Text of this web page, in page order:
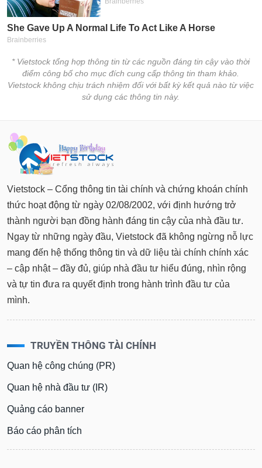
* Vietstock tổng hợp thông tin từ các nguồn đáng tin cậy vào thời
điểm công bố cho mục đích cung cấp thông tin tham khảo.
Vietstock không chịu trách nhiệm đối với bất kỳ kết quả nào từ việc
sử dụng các thông tin này.
Vietstock – Cổng thông tin tài chính và chứng khoán chính
thức hoạt động từ ngày 02/08/2002, với định hướng trở
thành người bạn đồng hành đáng tin cậy của nhà đầu tư.
Ngay từ những ngày đầu, Vietstock đã không ngừng nỗ lực
mang đến hệ thống thông tin và dữ liệu tài chính chính xác
– cập nhật – đầy đủ, giúp nhà đầu tư hiểu đúng, nhìn rộng
và tự tin đưa ra quyết định trong hành trình đầu tư của
mình.
TRUYỀN THÔNG TÀI CHÍNH
Quan hệ công chúng (PR)
Quan hệ nhà đầu tư (IR)
Quảng cáo banner
Báo cáo phân tích
Công
đầu
Truyền
thông
chính
Dữ
liệu
tài
chính